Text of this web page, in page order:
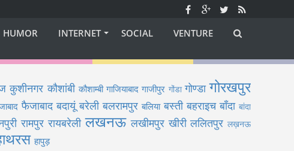
HUMOR INTERNET SOCIAL VENTURE
कुशीनगर कौशांबी कौशाम्बी गाजियाबाद गाजीपुर गोंडा गोण्डा गोरखपुर
फैजाबाद बदायूं बरेली बलरामपुर बलिया बस्ती बहराइच बाँदा बांदा
रामपुर रायबरेली लखनऊ लखीमपुर खीरी ललितपुर लख़नऊ
हापुड़